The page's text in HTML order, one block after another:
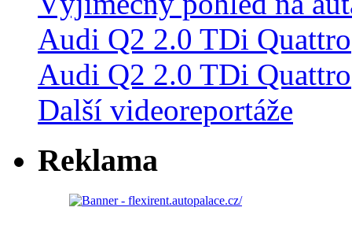
Audi Q2 2.0 TDi Quattro
Další videoreportáže
Reklama